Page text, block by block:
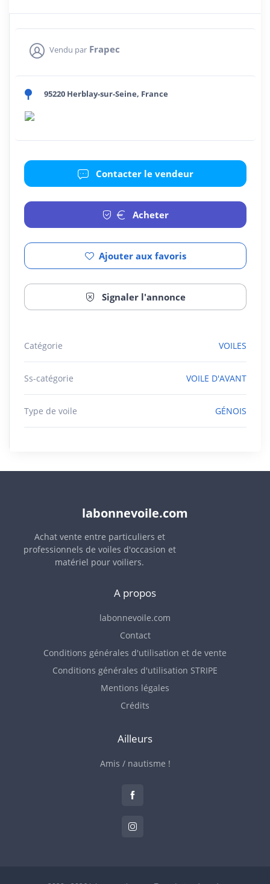
Vendu par Frapec
95220 Herblay-sur-Seine, France
Contacter le vendeur
Acheter
Ajouter aux favoris
Signaler l'annonce
Catégorie VOILES
Ss-catégorie VOILE D'AVANT
Type de voile GÉNOIS
labonnevoile.com
Achat vente entre particuliers et
professionnels de voiles d'occasion et
matériel pour voiliers.
A propos
labonnevoile.com
Contact
Conditions générales d'utilisation et de vente
Conditions générales d'utilisation STRIPE
Mentions légales
Crédits
Ailleurs
Amis / nautisme !